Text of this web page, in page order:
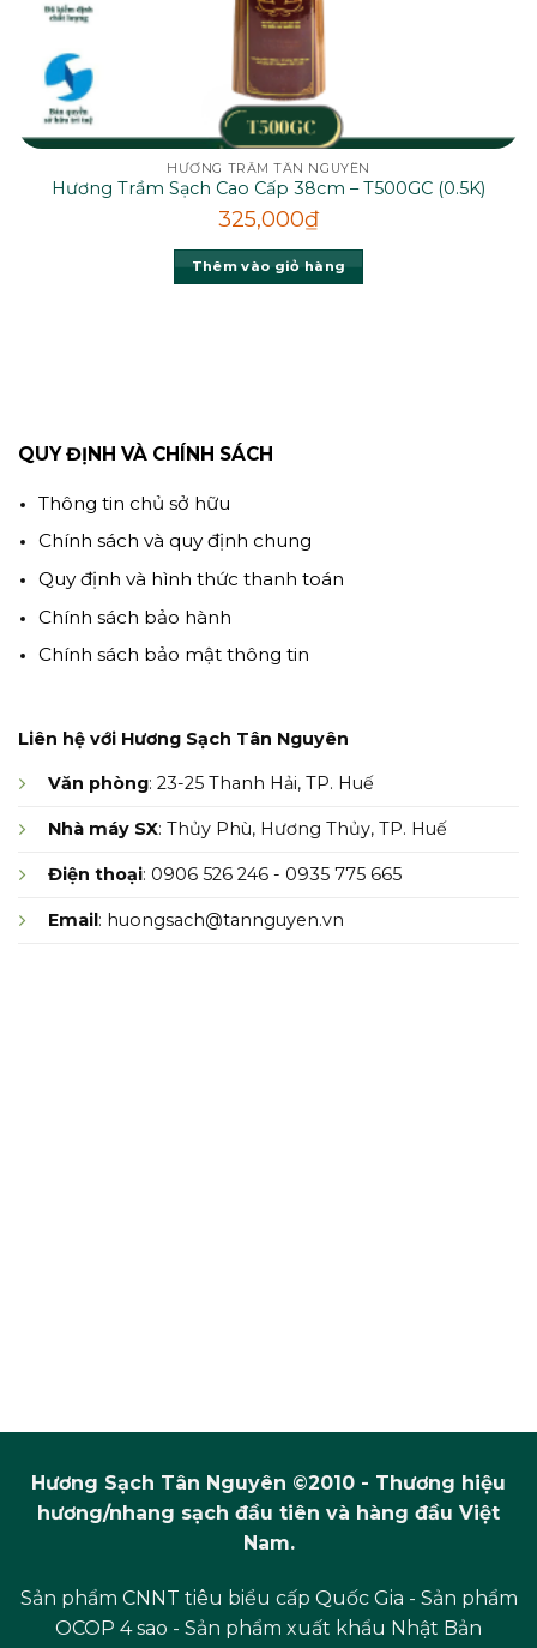
HƯƠNG TRẦM TÂN NGUYÊN
Hương Trầm Sạch Cao Cấp 38cm – T500GC (0.5K)
325,000₫
Thêm vào giỏ hàng
QUY ĐỊNH VÀ CHÍNH SÁCH
Thông tin chủ sở hữu
Chính sách và quy định chung
Quy định và hình thức thanh toán
Chính sách bảo hành
Chính sách bảo mật thông tin
Liên hệ với Hương Sạch Tân Nguyên
Văn phòng: 23-25 Thanh Hải, TP. Huế
Nhà máy SX: Thủy Phù, Hương Thủy, TP. Huế
Điện thoại: 0906 526 246 - 0935 775 665
Email: huongsach@tannguyen.vn
Hương Sạch Tân Nguyên ©2010 - Thương hiệu
hương/nhang sạch đầu tiên và hàng đầu Việt
Nam.
Sản phẩm CNNT tiêu biểu cấp Quốc Gia - Sản phẩm
OCOP 4 sao - Sản phẩm xuất khẩu Nhật Bản